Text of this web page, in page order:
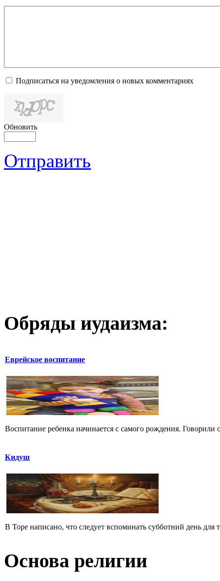
Подписаться на уведомления о новых комментариях
Обновить
Отправить
Обряды иудаизма:
Еврейское воспитание
Воспитание ребенка начинается с самого рождения.
Кидуш
В Торе написано, что следует вспоминать субботний день для
Основа религии